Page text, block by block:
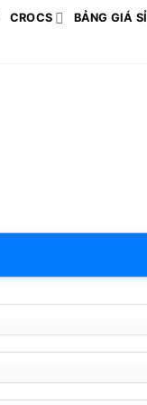
CROCS BẢNG GIÁ SỈ